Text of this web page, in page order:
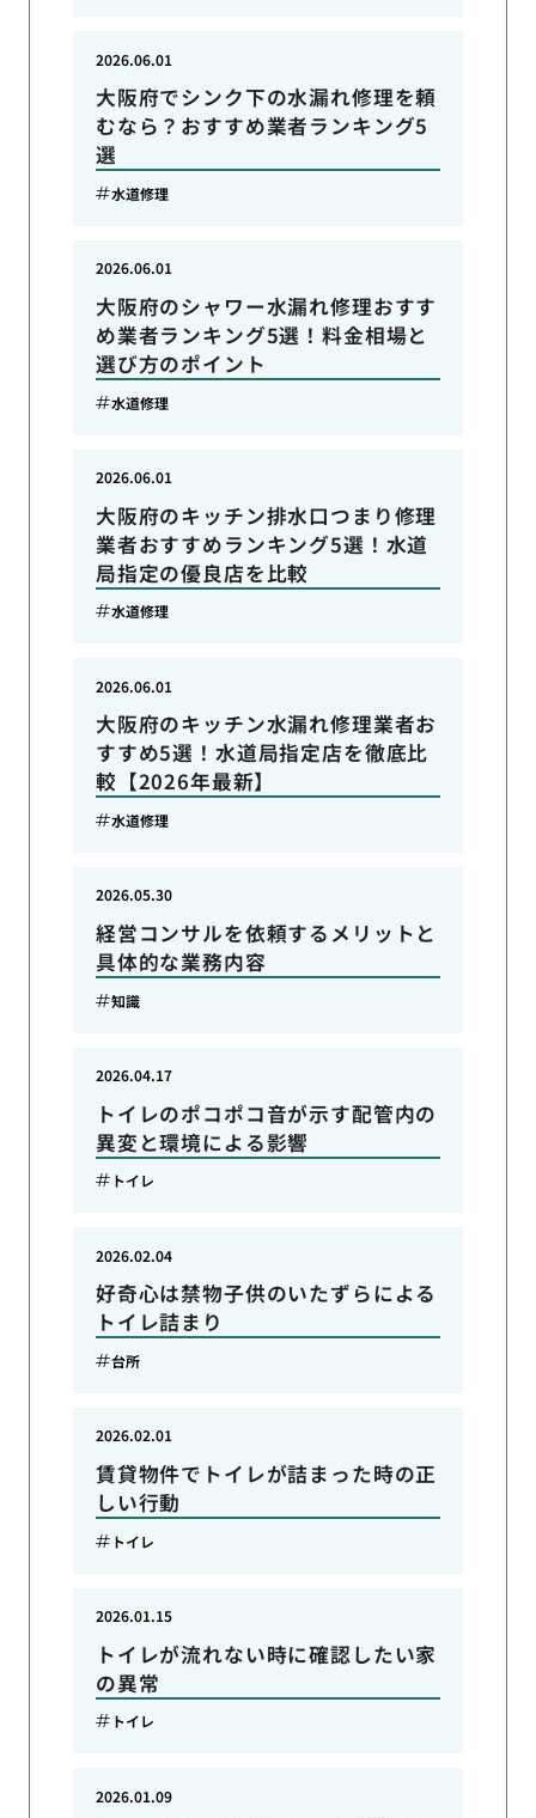
大阪府でシンク下の水漏れ修理を頼
むなら？おすすめ業者ランキング5
選
2026.06.01
水道修理
大阪府のシャワー水漏れ修理おすす
め業者ランキング5選！料金相場と
選び方のポイント
2026.06.01
水道修理
大阪府のキッチン排水口つまり修理
業者おすすめランキング5選！水道
局指定の優良店を比較
2026.06.01
水道修理
大阪府のキッチン水漏れ修理業者お
すすめ5選！水道局指定店を徹底比
較【2026年最新】
2026.06.01
水道修理
経営コンサルを依頼するメリットと
具体的な業務内容
2026.05.30
知識
トイレのポコポコ音が示す配管内の
異変と環境による影響
2026.04.17
トイレ
好奇心は禁物子供のいたずらによる
トイレ詰まり
2026.02.04
台所
賃貸物件でトイレが詰まった時の正
しい行動
2026.02.01
トイレ
トイレが流れない時に確認したい家
の異常
2026.01.15
トイレ
2026.01.09